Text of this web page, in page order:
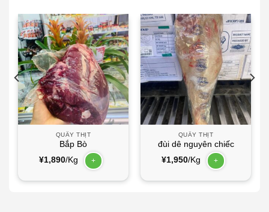
QUẦY THỊT
Bắp Bò
¥1,890/Kg +
QUẦY THỊT
đùi dê nguyên chiếc
¥1,950/Kg +